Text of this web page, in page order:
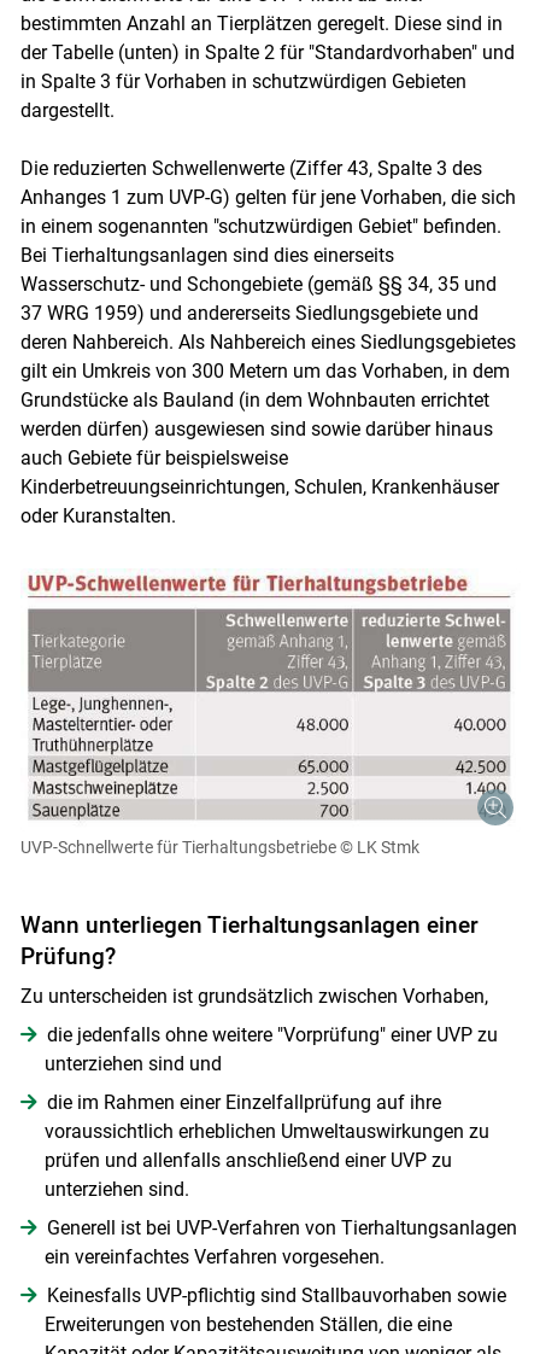
Skip to main content
bestimmten Anzahl an Tierplätzen geregelt. Diese sind in
der Tabelle (unten) in Spalte 2 für "Standardvorhaben" und
in Spalte 3 für Vorhaben in schutzwürdigen Gebieten
dargestellt.
Die reduzierten Schwellenwerte (Ziffer 43, Spalte 3 des
Anhanges 1 zum UVP-G) gelten für jene Vorhaben, die sich
in einem sogenannten "schutzwürdigen Gebiet" befinden.
Bei Tierhaltungsanlagen sind dies einerseits
Wasserschutz- und Schongebiete (gemäß §§ 34, 35 und
37 WRG 1959) und andererseits Siedlungsgebiete und
deren Nahbereich. Als Nahbereich eines Siedlungsgebietes
gilt ein Umkreis von 300 Metern um das Vorhaben, in dem
Grundstücke als Bauland (in dem Wohnbauten errichtet
werden dürfen) ausgewiesen sind sowie darüber hinaus
auch Gebiete für beispielsweise
Kinderbetreuungseinrichtungen, Schulen, Krankenhäuser
oder Kuranstalten.
UVP-Schnellwerte für Tierhaltungsbetriebe © LK Stmk
Wann unterliegen Tierhaltungsanlagen einer
Prüfung?
Zu unterscheiden ist grundsätzlich zwischen Vorhaben,
die jedenfalls ohne weitere "Vorprüfung" einer UVP zu
unterziehen sind und
die im Rahmen einer Einzelfallprüfung auf ihre
voraussichtlich erheblichen Umweltauswirkungen zu
prüfen und allenfalls anschließend einer UVP zu
unterziehen sind.
Generell ist bei UVP-Verfahren von Tierhaltungsanlagen
ein vereinfachtes Verfahren vorgesehen.
Keinesfalls UVP-pflichtig sind Stallbauvorhaben sowie
Erweiterungen von bestehenden Ställen, die eine